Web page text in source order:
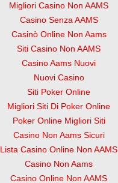
Migliori Casino Non AAMS
Casino Senza AAMS
Casinò Online Non Aams
Siti Casino Non AAMS
Casino Aams Nuovi
Nuovi Casino
Siti Poker Online
Migliori Siti Di Poker Online
Poker Online Migliori Siti
Casino Non Aams Sicuri
Lista Casino Online Non AAMS
Casino Non Aams
Casino Online Non AAMS